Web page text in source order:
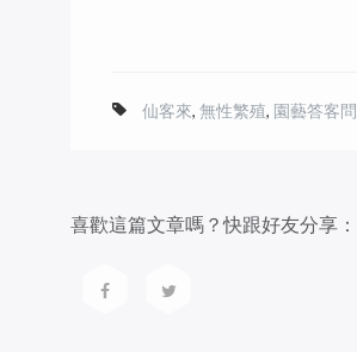
仙客來, 無性繁殖, 園藝答客問
喜歡這篇文章嗎？快跟好友分享：